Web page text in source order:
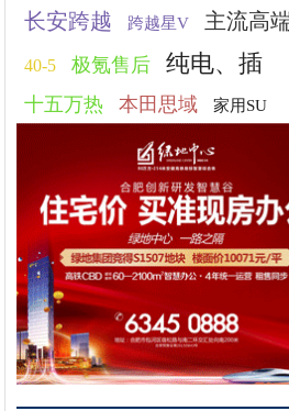
长安跨越 跨越星V 主流高
40-5 极氪售后 纯电、插
十五万热 本田思域 家用SU